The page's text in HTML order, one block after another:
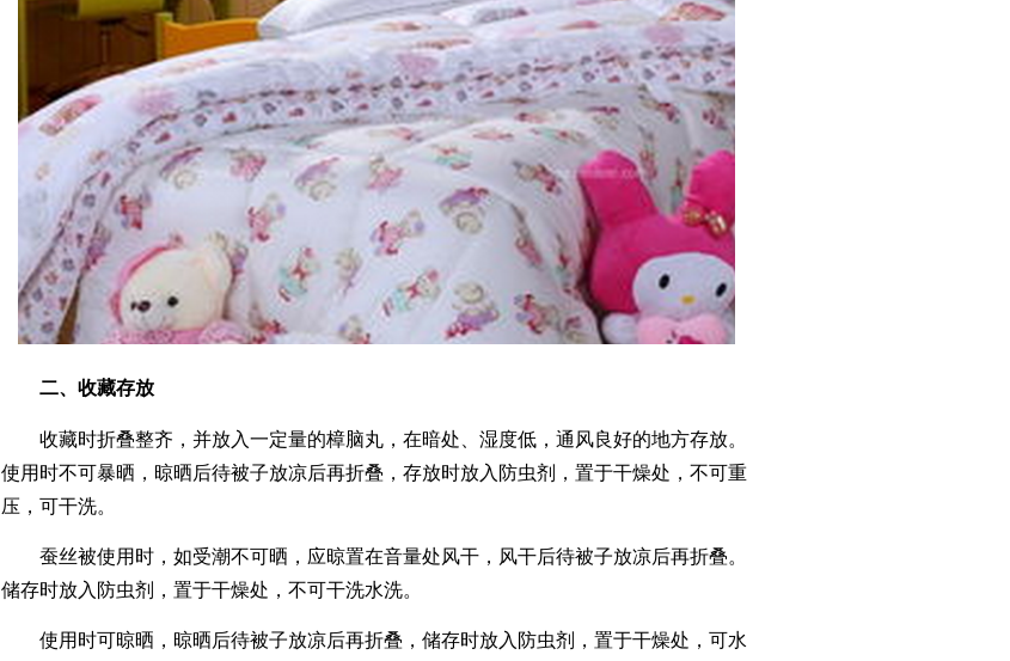
二、收藏存放
收藏时折叠整齐，并放入一定量的樟脑丸，在暗处、湿度低，通风良好的地方存放。
使用时不可暴晒，晾晒后待被子放凉后再折叠，存放时放入防虫剂，置于干燥处，不可重
压，可干洗。
蚕丝被使用时，如受潮不可晒，应晾置在音量处风干，风干后待被子放凉后再折叠。
储存时放入防虫剂，置于干燥处，不可干洗水洗。
使用时可晾晒，晾晒后待被子放凉后再折叠，储存时放入防虫剂，置于干燥处，可水